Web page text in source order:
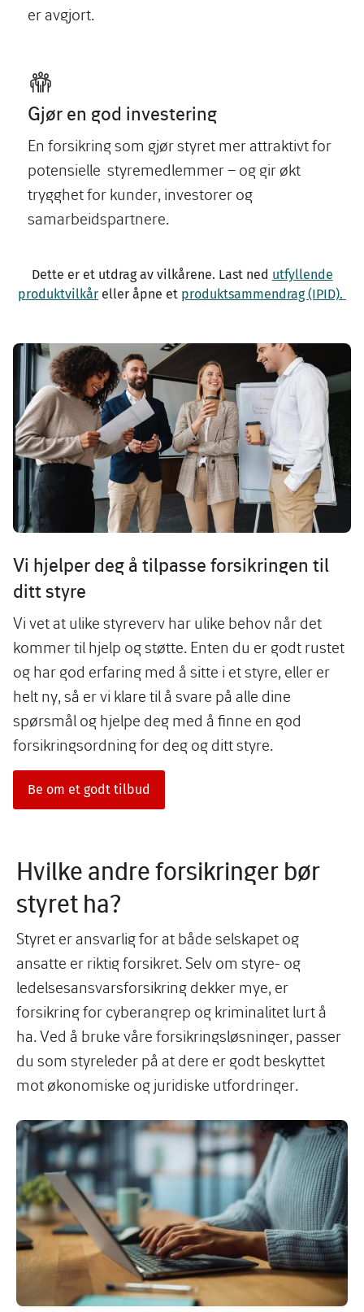
er avgjort.
Gjør en god investering
En forsikring som gjør styret mer attraktivt for
potensielle styremedlemmer – og gir økt
trygghet for kunder, investorer og
samarbeidspartnere.
Dette er et utdrag av vilkårene. Last ned utfyllende
produktvilkår eller åpne et produktsammendrag (IPID).
Image
Vi hjelper deg å tilpasse forsikringen til
ditt styre
Vi vet at ulike styreverv har ulike behov når det
kommer til hjelp og støtte. Enten du er godt rustet
og har god erfaring med å sitte i et styre, eller er
helt ny, så er vi klare til å svare på alle dine
spørsmål og hjelpe deg med å finne en god
forsikringsordning for deg og ditt styre.
Be om et godt tilbud
Hvilke andre forsikringer bør
styret ha?
Styret er ansvarlig for at både selskapet og
ansatte er riktig forsikret. Selv om styre- og
ledelsesansvarsforsikring dekker mye, er
forsikring for cyberangrep og kriminalitet lurt å
ha. Ved å bruke våre forsikringsløsninger, passer
du som styreleder på at dere er godt beskyttet
mot økonomiske og juridiske utfordringer.
Image